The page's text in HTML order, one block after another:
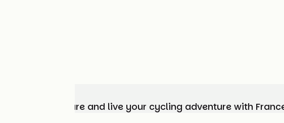
Choose, prepare and live your cycling adventure with